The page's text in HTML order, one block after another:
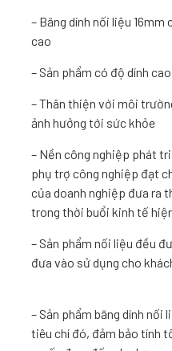
– Băng dính nối liệu
cao
– Sản phẩm có độ dính cao
– Thân thiện với môi
ảnh hưởng tới sức khỏe
– Nền công nghiệp phát
phụ trợ công nghiệp đạt
của doanh nghiệp đưa ra
trong thời buổi kinh tế
– Sản phẩm nối liệu đều
đưa vào sử dụng cho
– Sản phẩm băng dính nối
tiêu chí đó, đảm bảo tính